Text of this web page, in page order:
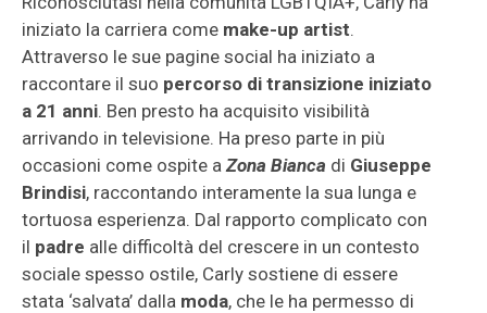
iniziato la carriera come make-up artist.
Attraverso le sue pagine social ha iniziato a
raccontare il suo percorso di transizione iniziato
a 21 anni. Ben presto ha acquisito visibilità
arrivando in televisione. Ha preso parte in più
occasioni come ospite aZona Bianca di Giuseppe
Brindisi, raccontando interamente la sua lunga e
tortuosa esperienza. Dal rapporto complicato con
il padre alle difficoltà del crescere in un contesto
sociale spesso ostile, Carly sostiene di essere
stata ‘salvata’ dalla moda, che le ha permesso di